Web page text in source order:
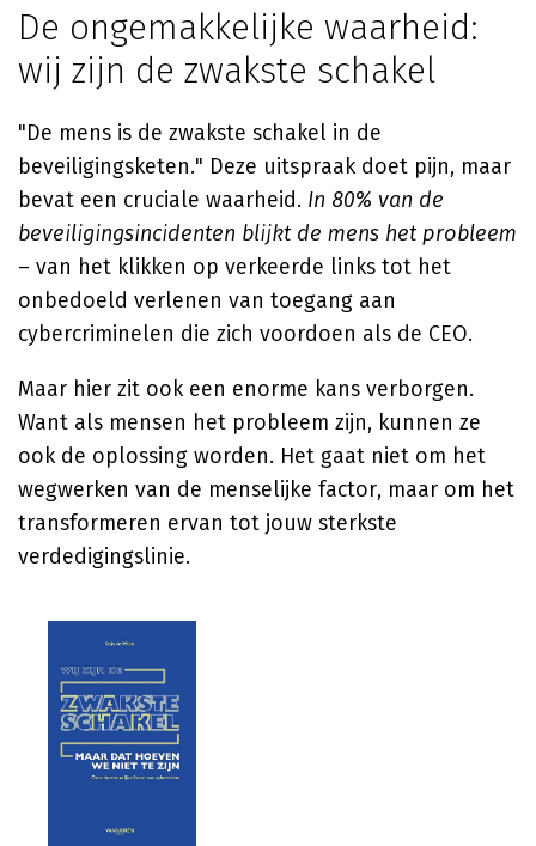
De ongemakkelijke waarheid:
wij zijn de zwakste schakel
"De mens is de zwakste schakel in de
beveiligingsketen." Deze uitspraak doet pijn, maar
bevat een cruciale waarheid. In 80% van de
beveiligingsincidenten blijkt de mens het probleem
– van het klikken op verkeerde links tot het
onbedoeld verlenen van toegang aan
cybercriminelen die zich voordoen als de CEO.
Maar hier zit ook een enorme kans verborgen.
Want als mensen het probleem zijn, kunnen ze
ook de oplossing worden. Het gaat niet om het
wegwerken van de menselijke factor, maar om het
transformeren ervan tot jouw sterkste
verdedigingslinie.